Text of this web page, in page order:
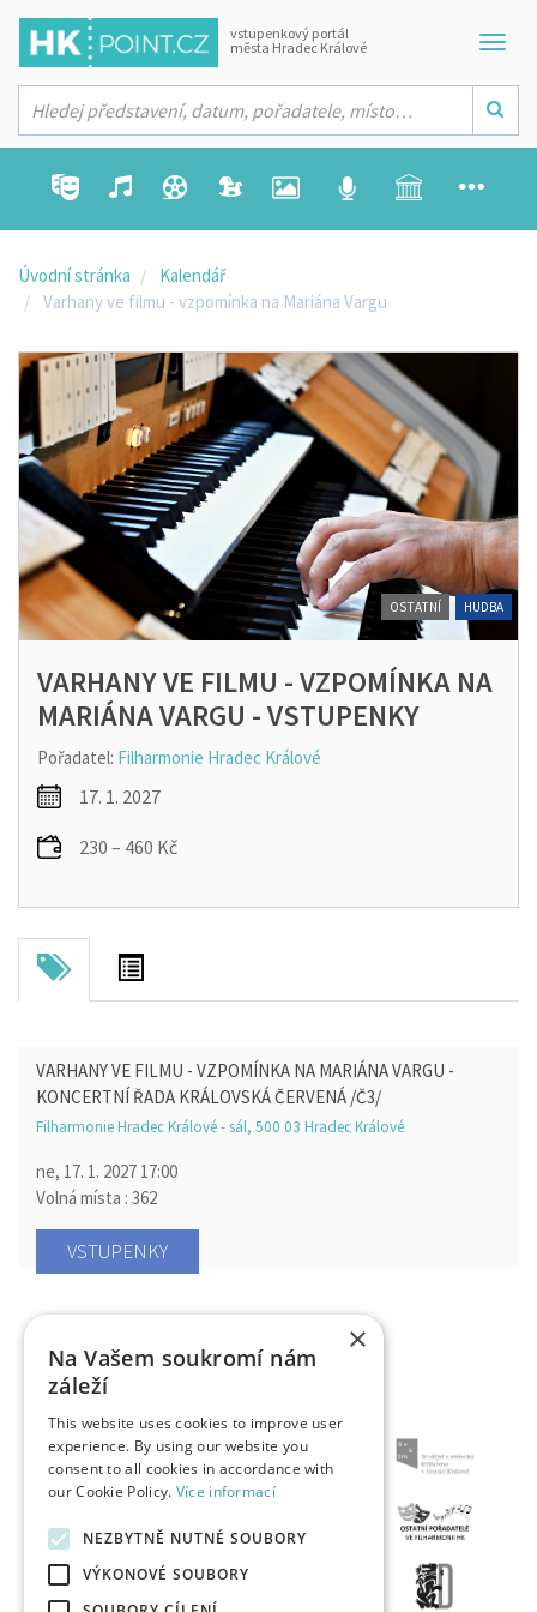
vstupenkový portál
města Hradec Králové
Úvodní stránka
Kalendář
Varhany ve filmu - vzpomínka na Mariána Vargu
VARHANY VE FILMU - VZPOMÍNKA NA
MARIÁNA VARGU - VSTUPENKY
Pořadatel: Filharmonie Hradec Králové
17. 1. 2027
230 – 460 Kč
OSTATNÍ HUDBA
VARHANY VE FILMU - VZPOMÍNKA NA MARIÁNA VARGU -
KONCERTNÍ ŘADA KRÁLOVSKÁ ČERVENÁ /Č3/
Filharmonie Hradec Králové - sál, 500 03 Hradec Králové
ne, 17. 1. 2027 17:00
Volná místa : 362
VSTUPENKY
×
Na Vašem soukromí nám
záleží
This website uses cookies to improve user
experience. By using our website you
consent to all cookies in accordance with
our Cookie Policy. Více informací
NEZBYTNĚ NUTNÉ SOUBORY
VÝKONOVÉ SOUBORY